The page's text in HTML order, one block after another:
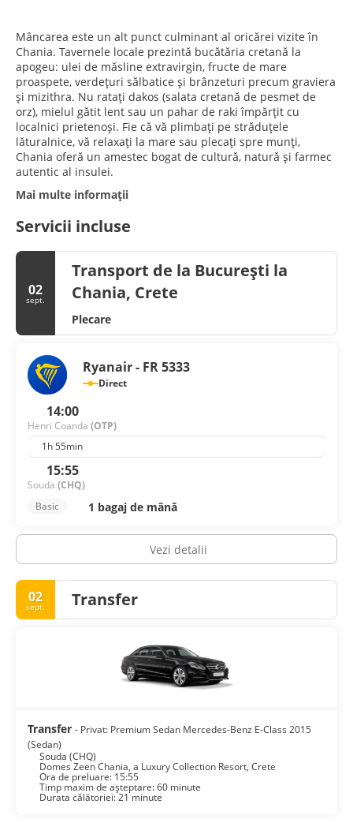
Mâncarea este un alt punct culminant al oricărei vizite în
Chania. Tavernele locale prezintă bucătăria cretană la
apogeu: ulei de măsline extravirgin, fructe de mare
proaspete, verdețuri sălbatice și brânzeturi precum graviera
și mizithra. Nu ratați dakos (salata cretană de pesmet de
orz), mielul gătit lent sau un pahar de raki împărțit cu
localnici prietenoși. Fie că vă plimbați pe străduțele
lăturalnice, vă relaxați la mare sau plecați spre munți,
Chania oferă un amestec bogat de cultură, natură și farmec
autentic al insulei.
Mai multe informații
Servicii incluse
02
sept.
Transport de la București la
Chania, Crete
Plecare
Ryanair - FR 5333
Direct
14:00
Henri Coanda (OTP)
1h 55min
15:55
Souda (CHQ)
Basic
1 bagaj de mână
Vezi detalii
02
sept. Transfer
Transfer - Privat: Premium Sedan Mercedes-Benz E-Class 2015
(Sedan)
Souda (CHQ)
Domes Zeen Chania, a Luxury Collection Resort, Crete
Ora de preluare: 15:55
Timp maxim de așteptare: 60 minute
Durata călătoriei: 21 minute